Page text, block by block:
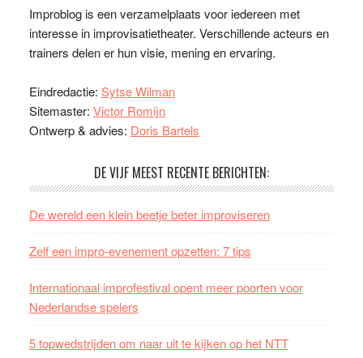
Improblog is een verzamelplaats voor iedereen met
interesse in improvisatietheater. Verschillende acteurs en
trainers delen er hun visie, mening en ervaring.
Eindredactie: Sytse Wilman
Sitemaster: Victor Romijn
Ontwerp & advies: Doris Bartels
DE VIJF MEEST RECENTE BERICHTEN:
De wereld een klein beetje beter improviseren
Zelf een impro-evenement opzetten: 7 tips
Internationaal improfestival opent meer poorten voor
Nederlandse spelers
5 topwedstrijden om naar uit te kijken op het NTT